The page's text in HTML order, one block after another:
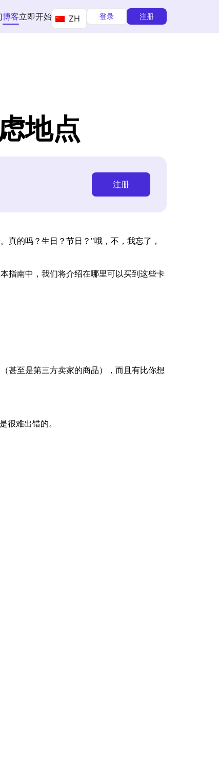
博客立即开始 ZH 登录 注册
地点
注册
真的吗？生日？节日？"哦，不，我忘了，
指南中，我们将介绍在哪里可以买到这些卡
甚至是第三方卖家的商品），而且有比你想
很难出错的。